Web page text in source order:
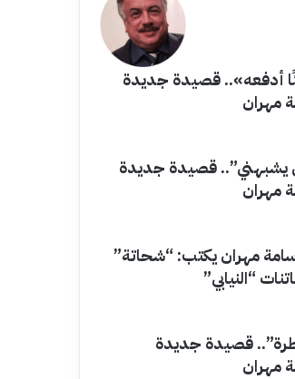
أدفعه».. قصيدة جديدة
مهران
يشبهني”.. قصيدة جديدة
مهران
مهران يكتب: “شحاتة”
“النيابي”
قصيدة جديدة
مهران